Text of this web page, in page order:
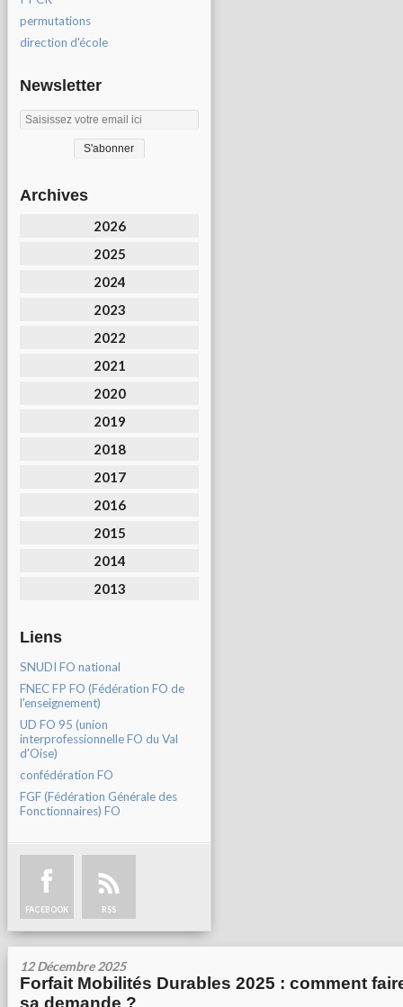
permutations
direction d'école
Newsletter
Archives
2026
2025
2024
2023
2022
2021
2020
2019
2018
2017
2016
2015
2014
2013
Liens
SNUDI FO national
FNEC FP FO (Fédération FO de
l'enseignement)
UD FO 95 (union
interprofessionnelle FO du Val
d'Oise)
confédération FO
FGF (Fédération Générale des
Fonctionnaires) FO
FACEBOOK RSS
12 Décembre 2025
Forfait Mobilités Durables 2025 : comment
sa demande ?